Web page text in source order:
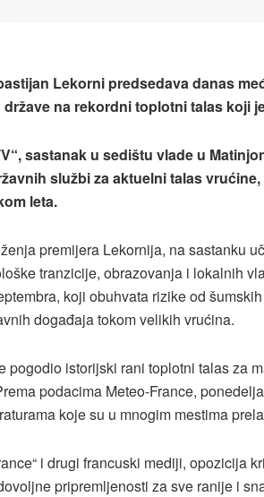
Lekorni predsedava danas
na rekordni toplotni talas koji
sastanak u sedištu vlade u
službi za aktuelni talas
leta.
premijera Lekornija, na sastanku
tranzicije, obrazovanja i lokalnih
koji obuhvata rizike od
događaja tokom velikih vrućina.
pogodio istorijski rani toplotni talas za
podacima Meteo-France,
koje su u mnogim mestima
i drugi francuski mediji, opozicija
pripremljenosti za sve ranije i